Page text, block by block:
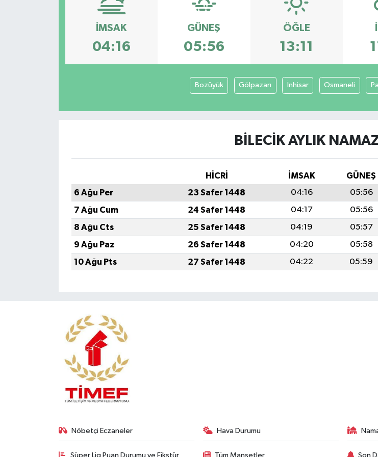
İMSAK
04:16
GÜNEŞ
05:56
ÖĞLE
13:11
Bozüyük Gölpazarı İnhisar Osmaneli
BILECIK AYLIK
HİCRİ İMSAK GÜNEŞ
6 Ağu Per
23 Safer 1448 04:16 05:56
7 Ağu Cum
24 Safer 1448 04:17 05:56
8 Ağu Cts
25 Safer 1448 04:19 05:57
9 Ağu Paz
26 Safer 1448 04:20 05:58
10 Ağu Pts
27 Safer 1448 04:22 05:59
Nöbetçi Eczaneler Hava Durumu
Süper Lig Puan Durumu ve Fikstür Tüm Manşetler Son